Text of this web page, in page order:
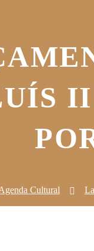
II
Cultural